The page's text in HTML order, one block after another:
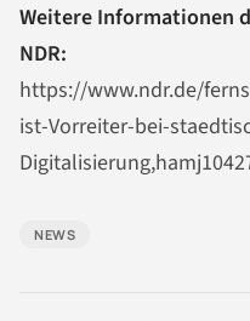
Weitere Informationen
NDR:
https://www.ndr.de/
ist-Vorreiter-bei-
NEWS